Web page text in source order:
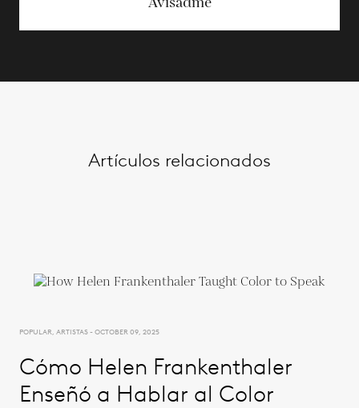
Artículos relacionados
POPULAR, ARTISTAS - OCTOBER 09, 2025
Cómo Helen Frankenthaler
Enseñó a Hablar al Color